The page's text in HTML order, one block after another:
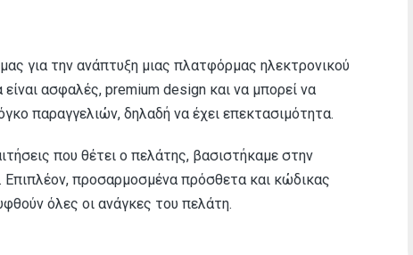
για την ανάπτυξη μιας πλατφόρμας ηλεκτρονικού
ασφαλές, premium design και να μπορεί να
παραγγελιών, δηλαδή να έχει επεκτασιμότητα.
που θέτει ο πελάτης, βασιστήκαμε στην
προσαρμοσμένα πρόσθετα και κώδικας
όλες οι ανάγκες του πελάτη.